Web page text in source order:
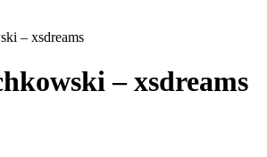
– xsdreams
– xsdreams